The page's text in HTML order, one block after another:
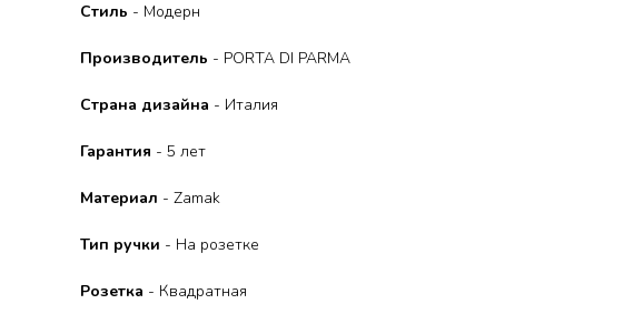
Стиль - Модерн
Производитель - PORTA DI PARMA
Страна дизайна - Италия
Гарантия - 5 лет
Материал - Zamak
Тип ручки - На розетке
Розетка - Квадратная